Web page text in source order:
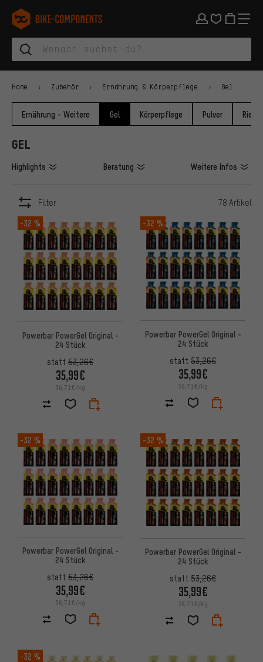
Zur Hauptnavigation springen
Zur Kategorienavigation springen
Zum Inhalt springen
Zu Marken und Newsletter springen
Zur Fußzeile springen
bike-components.de Startseite
Home Zubehör Ernährung & Körperpflege Gel
Ernährung - Weitere Gel Körperpflege Pulver Riegel
GEL
Highlights Beratung Weitere Infos
Filter 78 Artikel
ARTIKEL
-32 %
Powerbar PowerGel Original -
24 Stück
statt 53,26€
35,99€
36,71€/kg
-32 %
Powerbar PowerGel Original -
24 Stück
statt 53,26€
35,99€
36,71€/kg
-32 %
Powerbar PowerGel Original -
24 Stück
statt 53,26€
35,99€
36,71€/kg
-32 %
Powerbar PowerGel Original -
24 Stück
statt 53,26€
35,99€
36,71€/kg
-32 %